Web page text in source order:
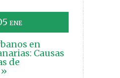
ENE
en
Causas
de